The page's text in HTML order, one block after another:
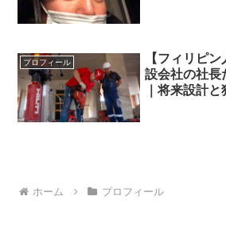
プロフィール
【フィリピ
設会社の社長
｜将来設計
ホーム プロフィール